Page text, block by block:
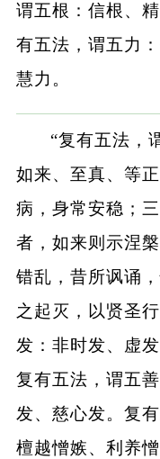
谓五根：信根、
有五法，谓五力
慧力。
“复有五法，
如来、至真、等
病，身常安稳；
者，如来则示涅
错乱，昔所讽诵
之起灭，以贤圣
发：非时发、虚
复有五法，谓五
发、慈心发。复
檀越憎嫉、利养